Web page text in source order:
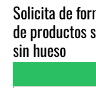
Solicita de
de productos
sin hueso